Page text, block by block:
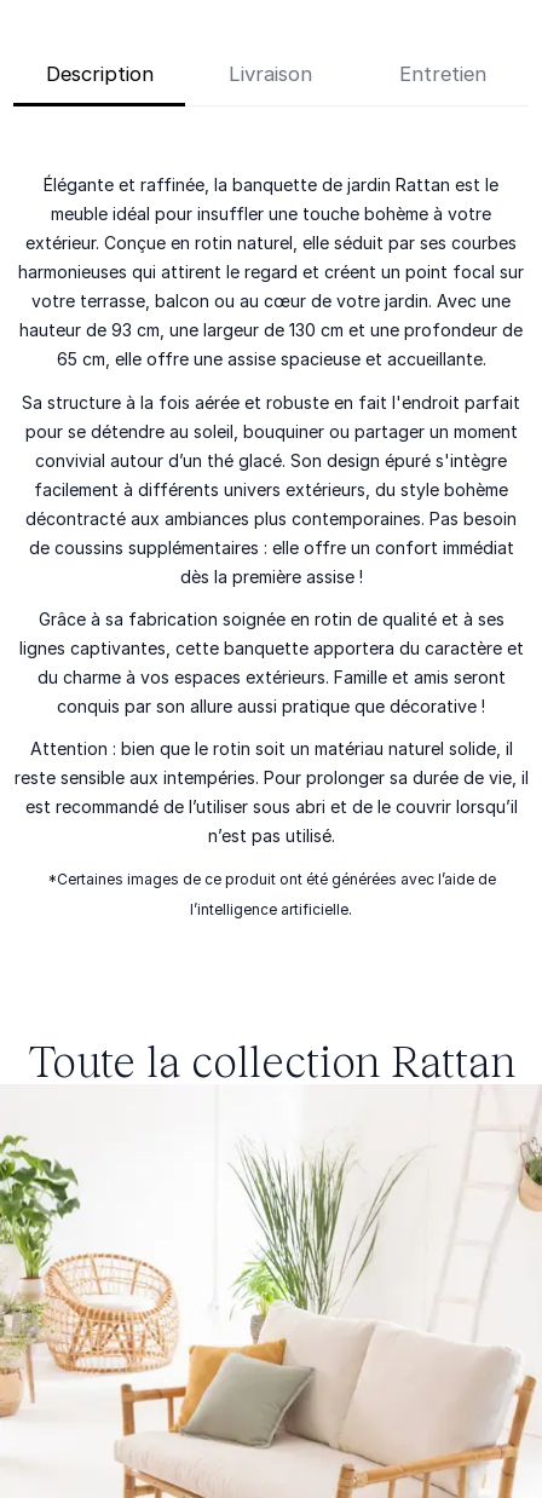
Description Livraison Entretien
Élégante et raffinée, la banquette de jardin Rattan est le
meuble idéal pour insuffler une touche bohème à votre
extérieur. Conçue en rotin naturel, elle séduit par ses courbes
harmonieuses qui attirent le regard et créent un point focal sur
votre terrasse, balcon ou au cœur de votre jardin. Avec une
hauteur de 93 cm, une largeur de 130 cm et une profondeur de
65 cm, elle offre une assise spacieuse et accueillante.
Sa structure à la fois aérée et robuste en fait l'endroit parfait
pour se détendre au soleil, bouquiner ou partager un moment
convivial autour d’un thé glacé. Son design épuré s'intègre
facilement à différents univers extérieurs, du style bohème
décontracté aux ambiances plus contemporaines. Pas besoin
de coussins supplémentaires : elle offre un confort immédiat
dès la première assise !
Grâce à sa fabrication soignée en rotin de qualité et à ses
lignes captivantes, cette banquette apportera du caractère et
du charme à vos espaces extérieurs. Famille et amis seront
conquis par son allure aussi pratique que décorative !
Attention : bien que le rotin soit un matériau naturel solide, il
reste sensible aux intempéries. Pour prolonger sa durée de vie, il
est recommandé de l’utiliser sous abri et de le couvrir lorsqu’il
n’est pas utilisé.
*Certaines images de ce produit ont été générées avec l’aide de
l’intelligence artificielle.
Toute la collection Rattan